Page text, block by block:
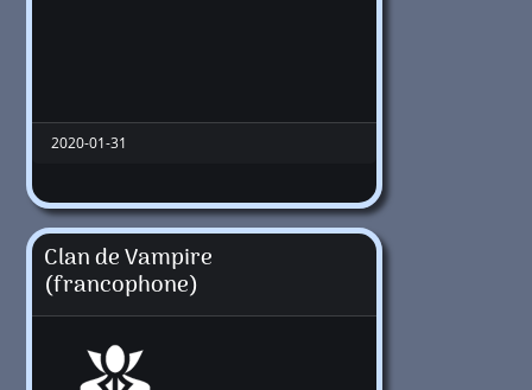
2020-01-31
Clan de Vampire
(francophone)